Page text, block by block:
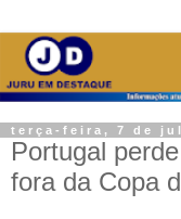
terça-feira, 7 de
Portugal
fora da Copa